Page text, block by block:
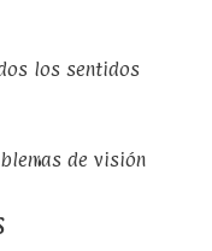
los sentidos
de visión